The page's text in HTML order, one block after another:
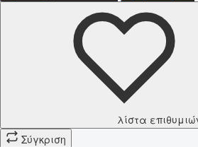
λίστα
Σύγκριση